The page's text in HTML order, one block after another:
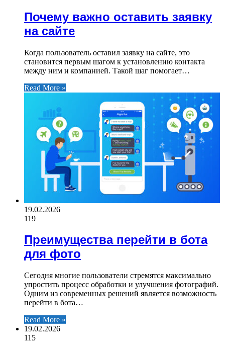
Почему важно оставить заявку
на сайте
Когда пользователь оставил заявку на сайте, это
становится первым шагом к установлению контакта
между ним и компанией. Такой шаг помогает…
Read More »
19.02.2026
119
Преимущества перейти в бота
для фото
Сегодня многие пользователи стремятся максимально
упростить процесс обработки и улучшения фотографий.
Одним из современных решений является возможность
перейти в бота…
Read More »
19.02.2026
115